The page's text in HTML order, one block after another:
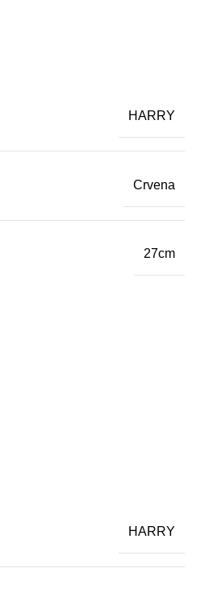
HARRY
Crvena
27cm
HARRY